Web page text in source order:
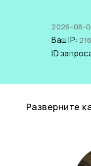
2026-08-
Ваш IP:
ID
Разверните